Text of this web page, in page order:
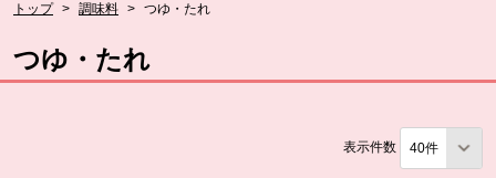
トップ > 調味料 > つゆ・たれ
つゆ・たれ
表示件数